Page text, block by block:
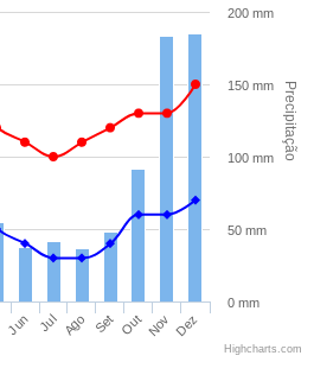
Precipitação
Jun Jul Ago Set Out Nov Dez
0 mm
50 mm
100 mm
150 mm
200 mm
Highcharts.com